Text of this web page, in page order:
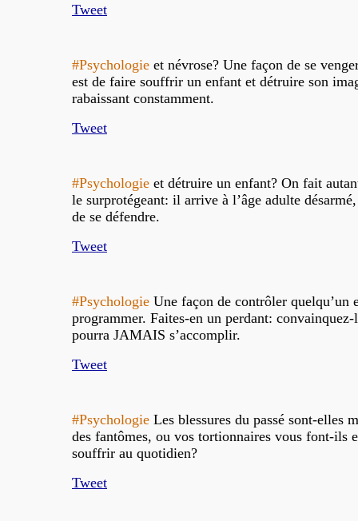
Tweet
#Psychologie et névrose? Une façon de se
est de faire souffrir un enfant et détruire son
rabaissant constamment.
Tweet
#Psychologie et détruire un enfant? On fait
le surprotégeant: il arrive à l’âge adulte
de se défendre.
Tweet
#Psychologie Une façon de contrôler quelqu’un
programmer. Faites-en un perdant: convainquez-
pourra JAMAIS s’accomplir.
Tweet
#Psychologie Les blessures du passé sont-elles
des fantômes, ou vos tortionnaires vous font-ils
souffrir au quotidien?
Tweet